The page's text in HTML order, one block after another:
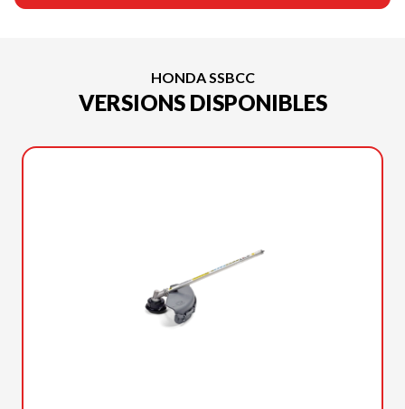
HONDA SSBCC
VERSIONS DISPONIBLES